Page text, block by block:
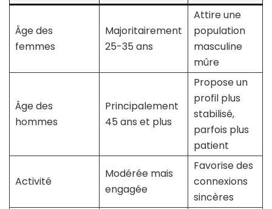
Âge des
femmes
Majoritairement
25-35 ans
Attire une
population
masculine
mûre
Âge des
hommes
Principalement
45 ans et plus
Propose un
profil plus
stabilisé,
parfois plus
patient
Activité
Modérée mais
engagée
Favorise des
connexions
sincères